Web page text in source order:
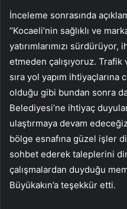
İnceleme sonrasında
“Kocaeli’nin sağlıklı ve
yatırımlarımızı sürdürüyor,
etmeden çalışıyoruz. Trafik
sıra yol yapım
olduğu gibi bundan sonra
Belediyesi’ne ihtiyaç
ulaştırmaya devam
bölge esnafına güzel işler
sohbet ederek taleplerini
çalışmalardan duyduğu
Büyükakın’a teşekkür etti.